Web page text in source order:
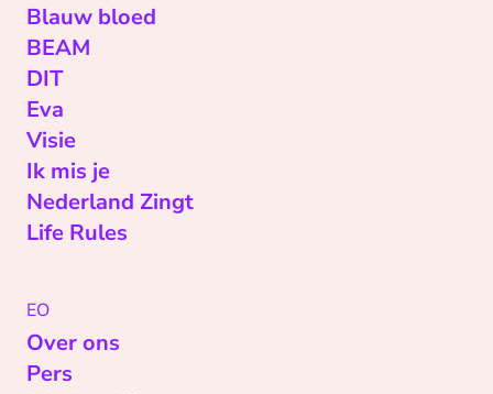
Blauw bloed
BEAM
DIT
Eva
Visie
Ik mis je
Nederland Zingt
Life Rules
EO
Over ons
Pers